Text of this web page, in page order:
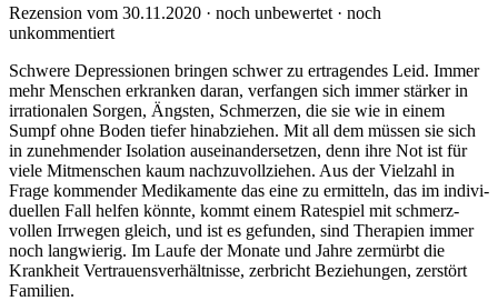
Rezension vom 30.11.2020 · noch unbewertet · noch
unkommentiert
Schwere Depressionen bringen schwer zu ertragendes Leid. Immer
mehr Menschen erkranken daran, verfangen sich immer stärker in
irratio­nalen Sorgen, Ängsten, Schmerzen, die sie wie in einem
Sumpf ohne Boden tiefer hinab­ziehen. Mit all dem müssen sie sich
in zuneh­mender Isolation aus­einander­setzen, denn ihre Not ist für
viele Mit­menschen kaum nach­zuvoll­ziehen. Aus der Vielzahl in
Frage kommender Medika­mente das eine zu ermitteln, das im indivi­
duellen Fall helfen könnte, kommt einem Ratespiel mit schmerz­
vollen Irrwegen gleich, und ist es gefunden, sind Therapien immer
noch lang­wierig. Im Laufe der Monate und Jahre zermürbt die
Krankheit Vertrauens­verhält­nisse, zerbricht Bezie­hungen, zerstört
Familien.